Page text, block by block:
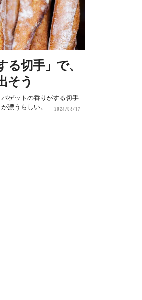
る切手」で、
そう
ゲットの香りがする切手
漂うらしい。
2024/06/17